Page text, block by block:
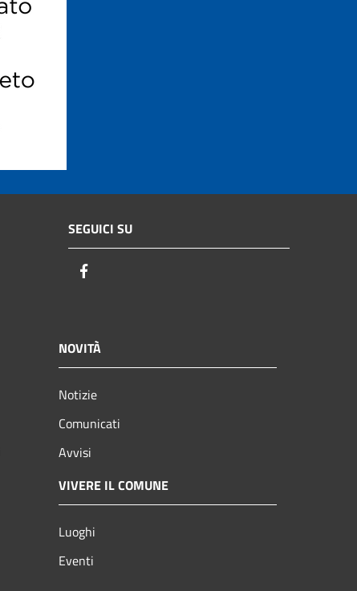
SEGUICI SU
NOVITÀ
Notizie
Comunicati
Avvisi
VIVERE IL COMUNE
Luoghi
Eventi